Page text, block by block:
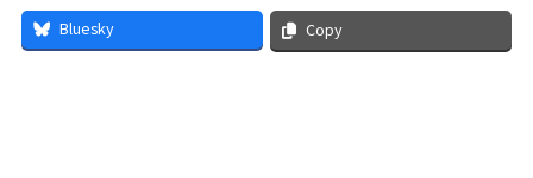
Bluesky Copy